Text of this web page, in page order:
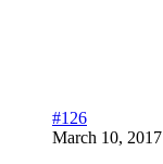
#126
March 10, 2017